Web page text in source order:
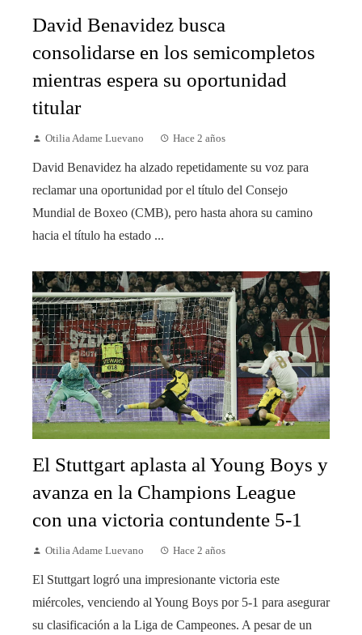
David Benavidez busca
consolidarse en los semicompletos
mientras espera su oportunidad
titular
Otilia Adame Luevano Hace 2 años
David Benavidez ha alzado repetidamente su voz para
reclamar una oportunidad por el título del Consejo
Mundial de Boxeo (CMB), pero hasta ahora su camino
hacia el título ha estado ...
El Stuttgart aplasta al Young Boys y
avanza en la Champions League
con una victoria contundente 5-1
Otilia Adame Luevano Hace 2 años
El Stuttgart logró una impresionante victoria este
miércoles, venciendo al Young Boys por 5-1 para asegurar
su clasificación a la Liga de Campeones. A pesar de un